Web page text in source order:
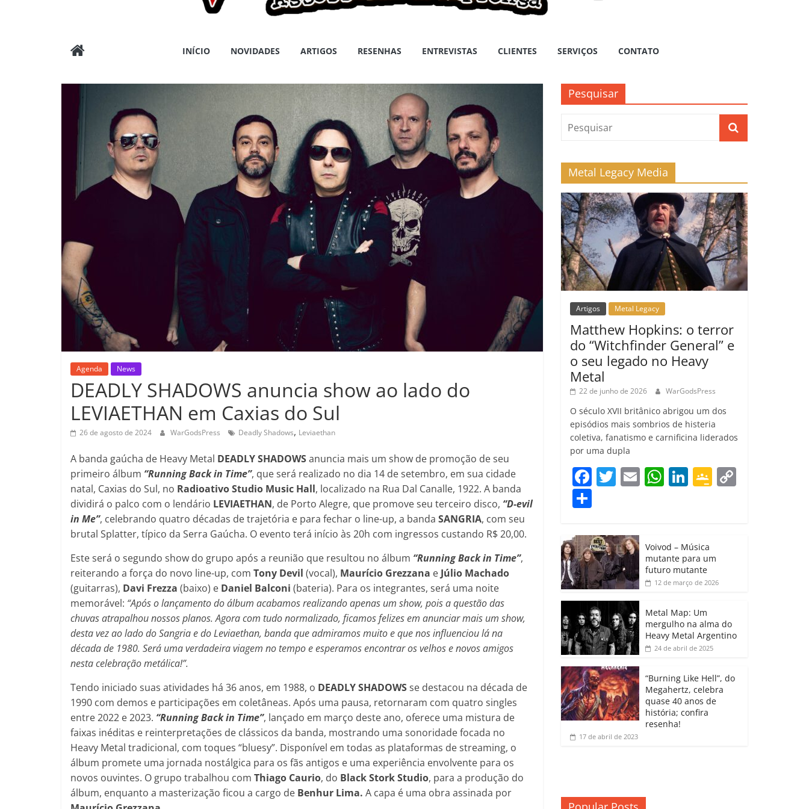
Wargods
Press
Conteúdos
INÍCIO NOVIDADES ARTIGOS RESENHAS ENTREVISTAS CLIENTES SERVIÇOS CONTATO
Agenda News
DEADLY SHADOWS anuncia show ao lado do
LEVIAETHAN em Caxias do Sul
26 de agosto de 2024 WarGodsPress Deadly Shadows, Leviaethan
A banda gaúcha de Heavy Metal DEADLY SHADOWSanuncia mais um show de promoção de seu
primeiro álbum “Running Back in Time”, que será realizado no dia 14 de setembro, em sua cidade
natal, Caxias do Sul, no Radioativo Studio Music Hall, localizado na Rua Dal Canalle, 1922. A banda
dividirá o palco com o lendário LEVIAETHAN, de Porto Alegre, que promove seu terceiro disco, “D-evil
in Me”, celebrando quatro décadas de trajetória e para fechar o line-up, a banda SANGRIA, com seu
brutal Splatter, típico da Serra Gaúcha. O evento terá início às 20h com ingressos custando R$ 20,00.
Este será o segundo show do grupo após a reunião que resultou no álbum “Running Back in Time”,
reiterando a força do novo line-up, com Tony Devil (vocal), Maurício Grezzana e Júlio Machado
(guitarras), Davi Frezza (baixo) e Daniel Balconi (bateria). Para os integrantes, será uma noite
memorável: “Após o lançamento do álbum acabamos realizando apenas um show, pois a questão das
chuvas atrapalhou nossos planos. Agora com tudo normalizado, ficamos felizes em anunciar mais um show,
desta vez ao lado do Sangria e do Leviaethan, banda que admiramos muito e que nos influenciou lá na
década de 1980. Será uma verdadeira viagem no tempo e esperamos encontrar os velhos e novos amigos
nesta celebração metálica!”.
Tendo iniciado suas atividades há 36 anos, em 1988, o DEADLY SHADOWSse destacou na década de
1990 com demos e participações em coletâneas. Após uma pausa, retornaram com quatro singles
entre 2022 e 2023. “Running Back in Time”, lançado em março deste ano, oferece uma mistura de
faixas inéditas e reinterpretações de clássicos da banda, mostrando uma sonoridade focada no
Heavy Metal tradicional, com toques “bluesy”. Disponível em todas as plataformas de streaming, o
álbum promete uma jornada nostálgica para os fãs antigos e uma experiência envolvente para os
novos ouvintes. O grupo trabalhou com Thiago Caurio, do Black Stork Studio, para a produção do
álbum, enquanto a masterização ficou a cargo de Benhur Lima. A capa é uma obra assinada por
Pesquisar
Metal Legacy Media
Artigos Metal Legacy
Matthew Hopkins: o terror
do “Witchfinder General” e
o seu legado no Heavy
Metal
22 de junho de 2026 WarGodsPress
O século XVII britânico abrigou um dos
episódios mais sombrios de histeria
coletiva, fanatismo e carnificina liderados
por uma dupla
F
e
b
o
o
k
T
er
E W
A
p
p
Li
dI
n
G
e
a
ro
o
m
m
p
ar
til
h
ar
Voivod – Música
mutante para um
futuro mutante
12 de março de 2026
Metal Map: Um
mergulho na alma do
Heavy Metal Argentino
24 de abril de 2025
“Burning Like Hell”, do
Megahertz, celebra
quase 40 anos de
história; confira
resenha!
17 de abril de 2023